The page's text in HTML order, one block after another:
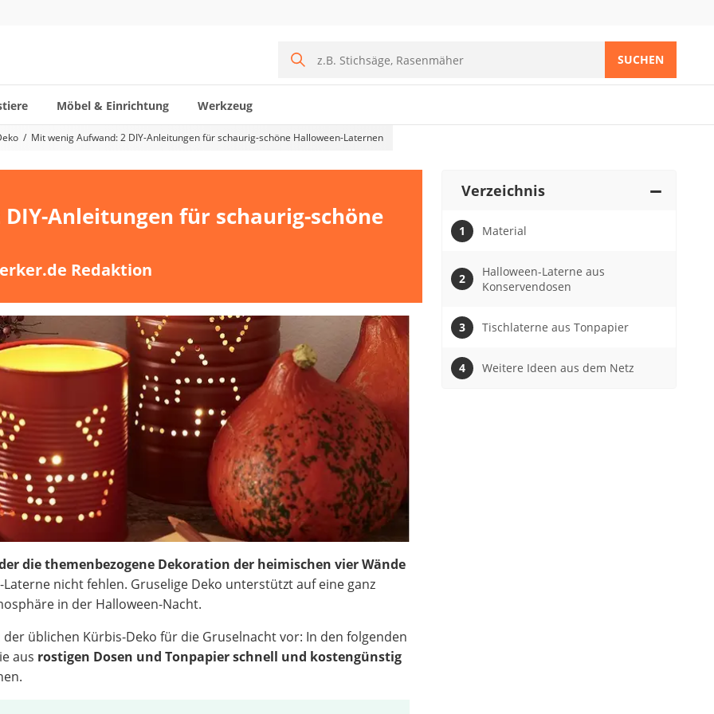
SUCHEN
Möbel & Einrichtung Werkzeug
Mit wenig Aufwand: 2 DIY-Anleitungen für schaurig-schöne Halloween-Laternen
Anleitungen für schaurig-schöne
Redaktion
die themenbezogene Dekoration der heimischen vier Wände
nicht fehlen. Gruselige Deko unterstützt auf eine ganz
in der Halloween-Nacht.
üblichen Kürbis-Deko für die Gruselnacht vor: In den folgenden
aus rostigen Dosen und Tonpapier schnell und kostengünstig
Verzeichnis
Material
Halloween-Laterne aus
Konservendosen
Tischlaterne aus Tonpapier
Weitere Ideen aus dem Netz